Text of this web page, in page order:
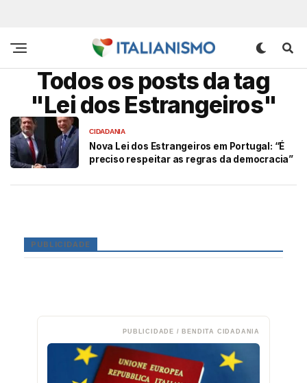
Todos os posts da tag
"Lei dos Estrangeiros"
CIDADANIA
Nova Lei dos Estrangeiros em Portugal: “É
preciso respeitar as regras da democracia”
PUBLICIDADE
PUBLICIDADE / BENDITA CIDADANIA